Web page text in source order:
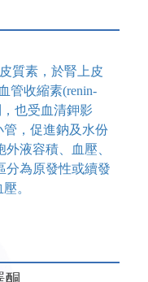
質素，於腎上皮
管收縮素(renin-
也受血清鉀影
管，促進鈉及水份
液容積、血壓、
分為原發性或續發
。
酮